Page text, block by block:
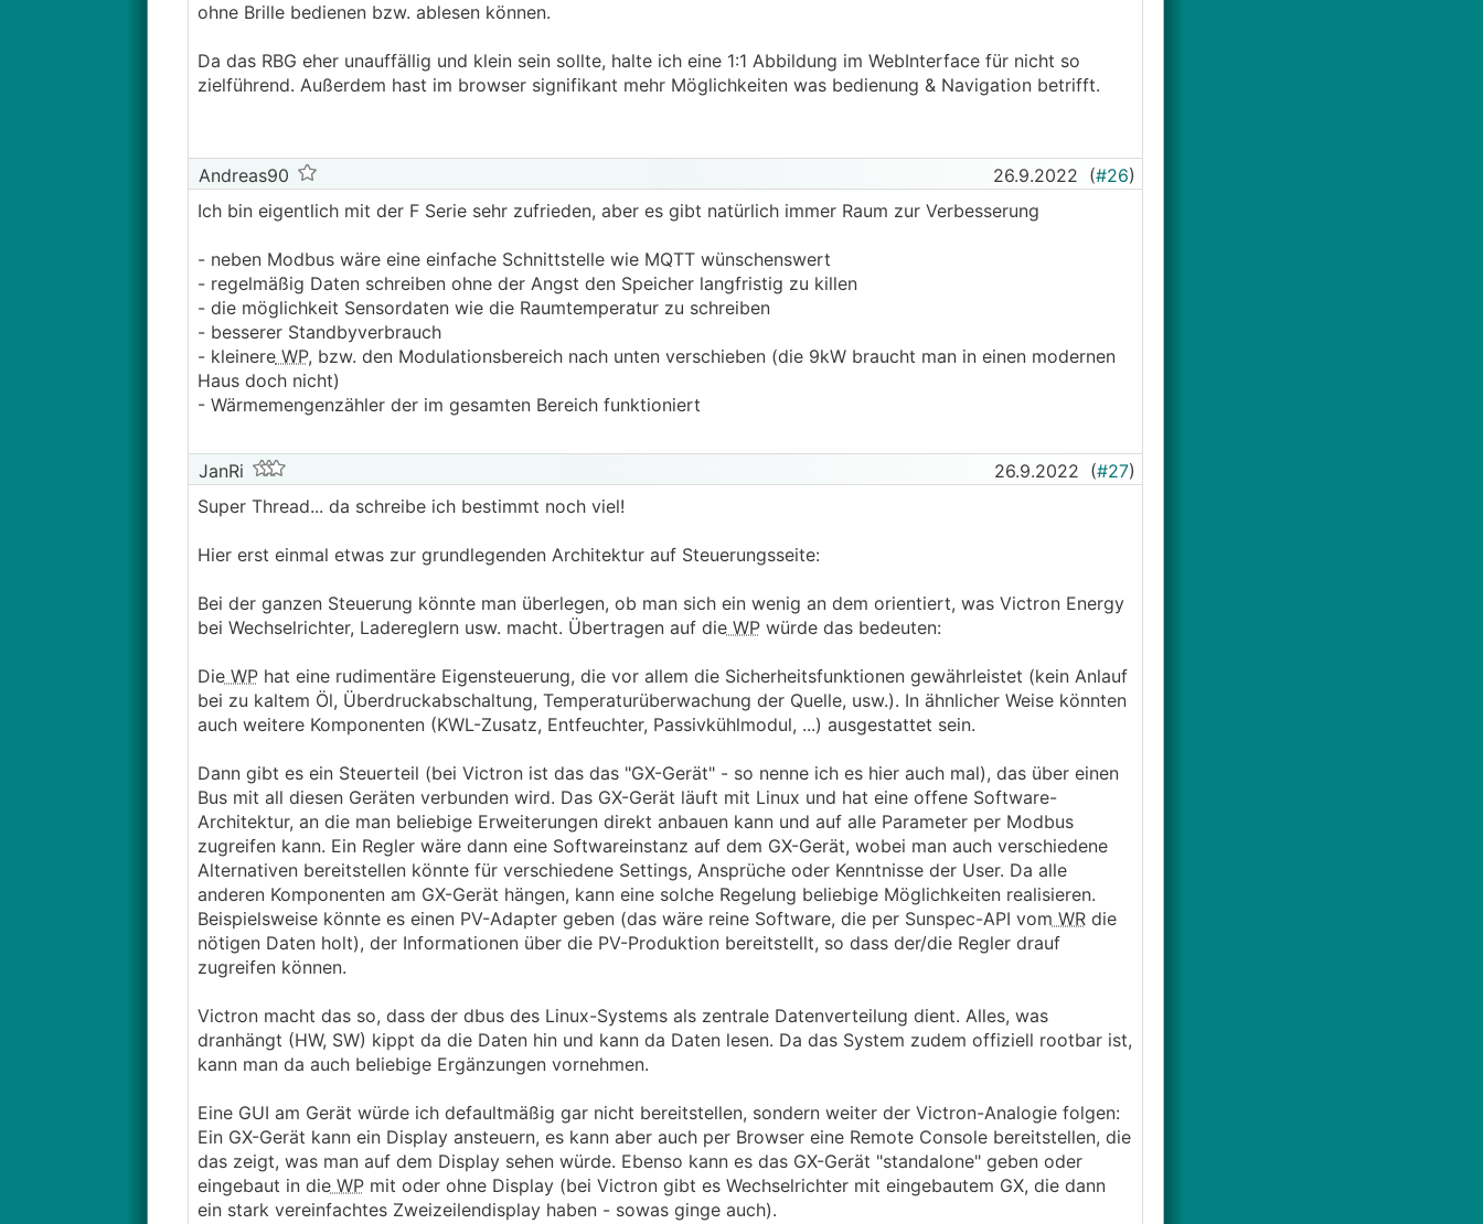
ohne Brille bedienen bzw. ablesen können.
Da das RBG eher unauffällig und klein sein sollte, halte ich eine 1:1 Abbildung im WebInterface für nicht so
zielführend. Außerdem hast im browser signifikant mehr Möglichkeiten was bedienung & Navigation betrifft.
Andreas90 26.9.2022 (#26)
Ich bin eigentlich mit der F Serie sehr zufrieden, aber es gibt natürlich immer Raum zur Verbesserung
- neben Modbus wäre eine einfache Schnittstelle wie MQTT wünschenswert
- regelmäßig Daten schreiben ohne der Angst den Speicher langfristig zu killen
- die möglichkeit Sensordaten wie die Raumtemperatur zu schreiben
- besserer Standbyverbrauch
- kleinereWP, bzw. den Modulationsbereich nach unten verschieben (die 9kW braucht man in einen modernen
Haus doch nicht)
- Wärmemengenzähler der im gesamten Bereich funktioniert
JanRi 26.9.2022 (#27)
Super Thread... da schreibe ich bestimmt noch viel!
Hier erst einmal etwas zur grundlegenden Architektur auf Steuerungsseite:
Bei der ganzen Steuerung könnte man überlegen, ob man sich ein wenig an dem orientiert, was Victron Energy
bei Wechselrichter, Ladereglern usw. macht. Übertragen auf dieWPwürde das bedeuten:
DieWPhat eine rudimentäre Eigensteuerung, die vor allem die Sicherheitsfunktionen gewährleistet (kein Anlauf
bei zu kaltem Öl, Überdruckabschaltung, Temperaturüberwachung der Quelle, usw.). In ähnlicher Weise könnten
auch weitere Komponenten (KWL-Zusatz, Entfeuchter, Passivkühlmodul, ...) ausgestattet sein.
Dann gibt es ein Steuerteil (bei Victron ist das das "GX-Gerät" - so nenne ich es hier auch mal), das über einen
Bus mit all diesen Geräten verbunden wird. Das GX-Gerät läuft mit Linux und hat eine offene Software-
Architektur, an die man beliebige Erweiterungen direkt anbauen kann und auf alle Parameter per Modbus
zugreifen kann. Ein Regler wäre dann eine Softwareinstanz auf dem GX-Gerät, wobei man auch verschiedene
Alternativen bereitstellen könnte für verschiedene Settings, Ansprüche oder Kenntnisse der User. Da alle
anderen Komponenten am GX-Gerät hängen, kann eine solche Regelung beliebige Möglichkeiten realisieren.
Beispielsweise könnte es einen PV-Adapter geben (das wäre reine Software, die per Sunspec-API vom WRdie
nötigen Daten holt), der Informationen über die PV-Produktion bereitstellt, so dass der/die Regler drauf
zugreifen können.
Victron macht das so, dass der dbus des Linux-Systems als zentrale Datenverteilung dient. Alles, was
dranhängt (HW, SW) kippt da die Daten hin und kann da Daten lesen. Da das System zudem offiziell rootbar ist,
kann man da auch beliebige Ergänzungen vornehmen.
Eine GUI am Gerät würde ich defaultmäßig gar nicht bereitstellen, sondern weiter der Victron-Analogie folgen:
Ein GX-Gerät kann ein Display ansteuern, es kann aber auch per Browser eine Remote Console bereitstellen, die
das zeigt, was man auf dem Display sehen würde. Ebenso kann es das GX-Gerät "standalone" geben oder
eingebaut in dieWPmit oder ohne Display (bei Victron gibt es Wechselrichter mit eingebautem GX, die dann
ein stark vereinfachtes Zweizeilendisplay haben - sowas ginge auch).